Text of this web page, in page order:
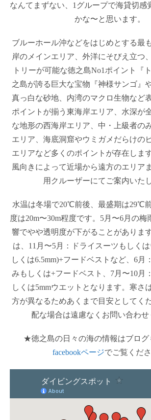
なんてまずない、1グループで海貸切感
かな〜と思います。
ブルーホール沖などをはじめとする最
岸のメインエリア、外洋にそびえ立つ
トリーが可能な徳之島No1ポイント『
之島が誇る巨大な宝物『神様サンゴ』
真っ白な砂地、内湾のマクロ生物など
ポイントが揃う東海岸エリア、水深が
な地形の西海岸エリア、中・上級者の
エリア、海底洞窟やウミガメだらけの
エリアなど多くのポイントが存在しま
風向きによって近場から遠方のエリア
用クルーザーにてご案内いた
水温は冬場で20℃前後、最盛期は29℃
度は20m〜30m程度です。5月〜6月の梅
響でやや透明度が下がることがありま
は、11月〜5月：ドライスーツもしく
しくは6.5mm)+フードベストなど、6月
みもしくは+フードベスト、7月〜10月
しくは5mmウエットとなります。寒さ
方が異なるためあくまで目安としてく
配な場合は遠慮なくお問い合わせ
★徳之島の日々の海の情報はブログ
facebookページでご覧くださ